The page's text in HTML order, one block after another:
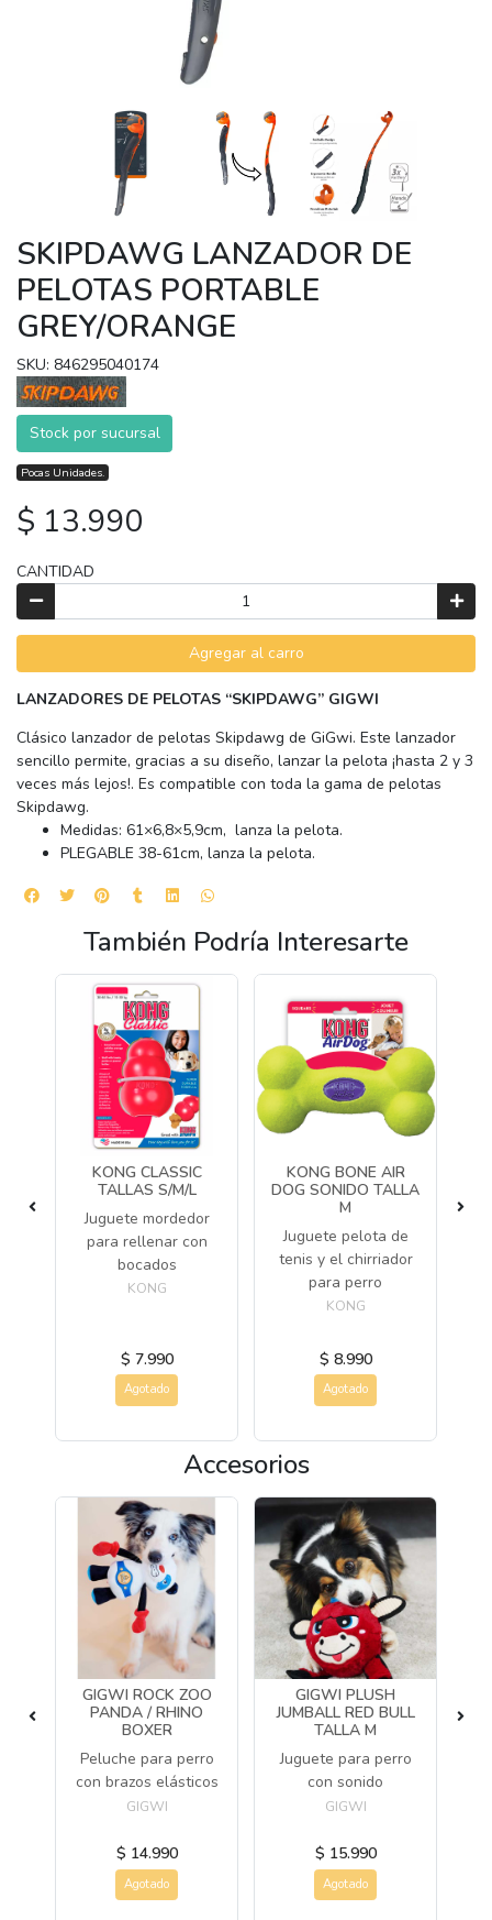
SKIPDAWG LANZADOR DE
PELOTAS PORTABLE
GREY/ORANGE
SKU: 846295040174
Stock por sucursal
Pocas Unidades.
$ 13.990
CANTIDAD
Agregar al carro
LANZADORES DE PELOTAS “SKIPDAWG” GIGWI
Clásico lanzador de pelotas Skipdawg de GiGwi. Este lanzador
sencillo permite, gracias a su diseño, lanzar la pelota ¡hasta 2 y 3
veces más lejos!. Es compatible con toda la gama de pelotas
Skipdawg.
Medidas: 61×6,8×5,9cm, lanza la pelota.
PLEGABLE 38-61cm, lanza la pelota.
También Podría Interesarte
KONG CLASSIC
TALLAS S/M/L
Juguete mordedor
para rellenar con
bocados
KONG
$ 7.990
Agotado
KONG BONE AIR
DOG SONIDO TALLA
M
Juguete pelota de
tenis y el chirriador
para perro
KONG
$ 8.990
Agotado
Accesorios
GIGWI ROCK ZOO
PANDA / RHINO
BOXER
Peluche para perro
con brazos elásticos
GIGWI
$ 14.990
Agotado
GIGWI PLUSH
JUMBALL RED BULL
TALLA M
Juguete para perro
con sonido
GIGWI
$ 15.990
Agotado